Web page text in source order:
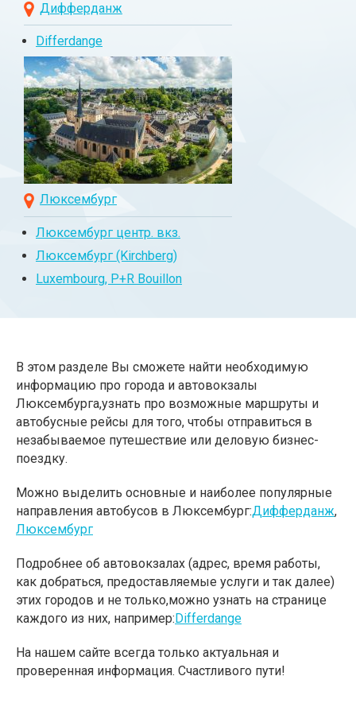
Дифферданж
Differdange
Люксембург
Люксембург центр. вкз.
Люксембург (Kirchberg)
Luxembourg, P+R Bouillon
В этом разделе Вы сможете найти необходимую
информацию про города и автовокзалы
Люксембурга,узнать про возможные маршруты и
автобусные рейсы для того, чтобы отправиться в
незабываемое путешествие или деловую бизнес-
поездку.
Можно выделить основные и наиболее популярные
направления автобусов в Люксембург:Дифферданж,
Люксембург
Подробнее об автовокзалах (адрес, время работы,
как добраться, предоставляемые услуги и так далее)
этих городов и не только,можно узнать на странице
каждого из них, например:Differdange
На нашем сайте всегда только актуальная и
проверенная информация. Счастливого пути!